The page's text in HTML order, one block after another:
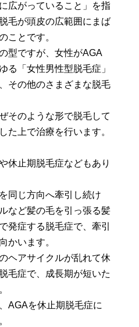
広がっていること」を指
毛が頭皮の広範囲にまば
ことです。
型ですが、女性がAGA
る「女性男性型脱毛症」
その他のさまざまな脱毛
そのような形で脱毛して
た上で治療を行います。
休止期脱毛症などもあり
同じ方向へ牽引し続け
など髪の毛を引っ張る髪
発症する脱毛症で、牽引
かいます。
ヘアサイクルが乱れて休
毛症で、成長期が短いた
AGAを休止期脱毛症に